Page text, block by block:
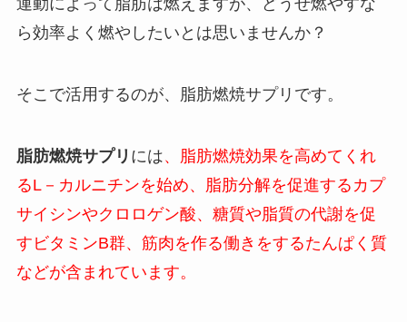
運動によって脂肪は燃えますが、どうせ燃やすな
ら効率よく燃やしたいとは思いませんか？
そこで活用するのが、脂肪燃焼サプリです。
脂肪燃焼サプリ には、脂肪燃焼効果を高めてくれ
るL－カルニチンを始め、脂肪分解を促進するカプ
サイシンやクロロゲン酸、糖質や脂質の代謝を促
すビタミンB群、筋肉を作る働きをするたんぱく質
などが含まれています。